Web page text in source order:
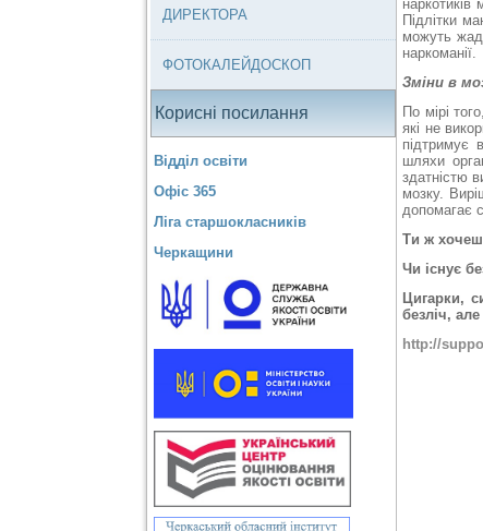
ДИРЕКТОРА
ФОТОКАЛЕЙДОСКОП
Корисні посилання
Відділ освіти
Офіс 365
Ліга старшокласників
Черкащини
наркотиків
Підлітки
можуть
наркоманії.
Зміни в
По мірі
які не
підтримує
шляхи
здатністю
мозку.
допомагає
Ти ж хочеш
Чи існує
Цигарки,
безліч,
http://